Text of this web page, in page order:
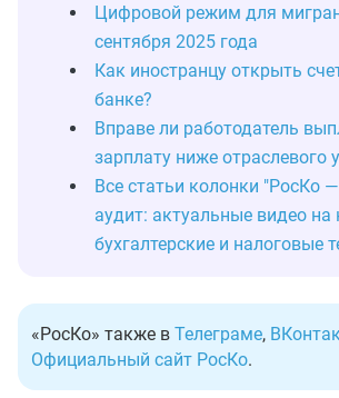
Цифровой режим для
сентября 2025 года
Как иностранцу открыть
банке?
Вправе ли работодатель
зарплату ниже отраслевого
Все статьи колонки "РосКо
аудит: актуальные видео на
бухгалтерские и налоговые
«РосКо» также в Телеграме,
Официальный сайт РосКо.